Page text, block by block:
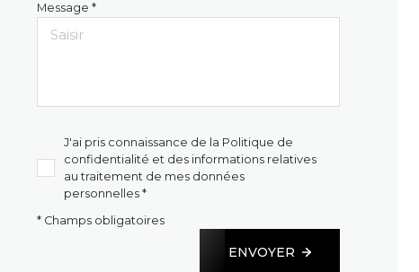
Message *
J'ai pris connaissance de la Politique de
confidentialité et des informations relatives
au traitement de mes données
personnelles *
* Champs obligatoires
ENVOYER